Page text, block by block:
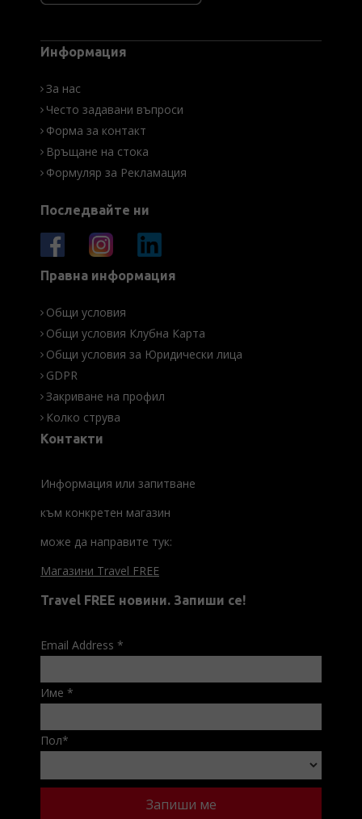
Информация
За нас
Често задавани въпроси
Форма за контакт
Връщане на стока
Формуляр за Рекламация
Последвайте ни
Правна информация
Общи условия
Общи условия Клубна Карта
Общи условия за Юридически лица
GDPR
Закриване на профил
Колко струва
Контакти
Информация или запитване
към конкретен магазин
може да направите тук:
Магазини Travel FREE
Travel FREE новини. Запиши се!
Email Address *
Име *
Пол*